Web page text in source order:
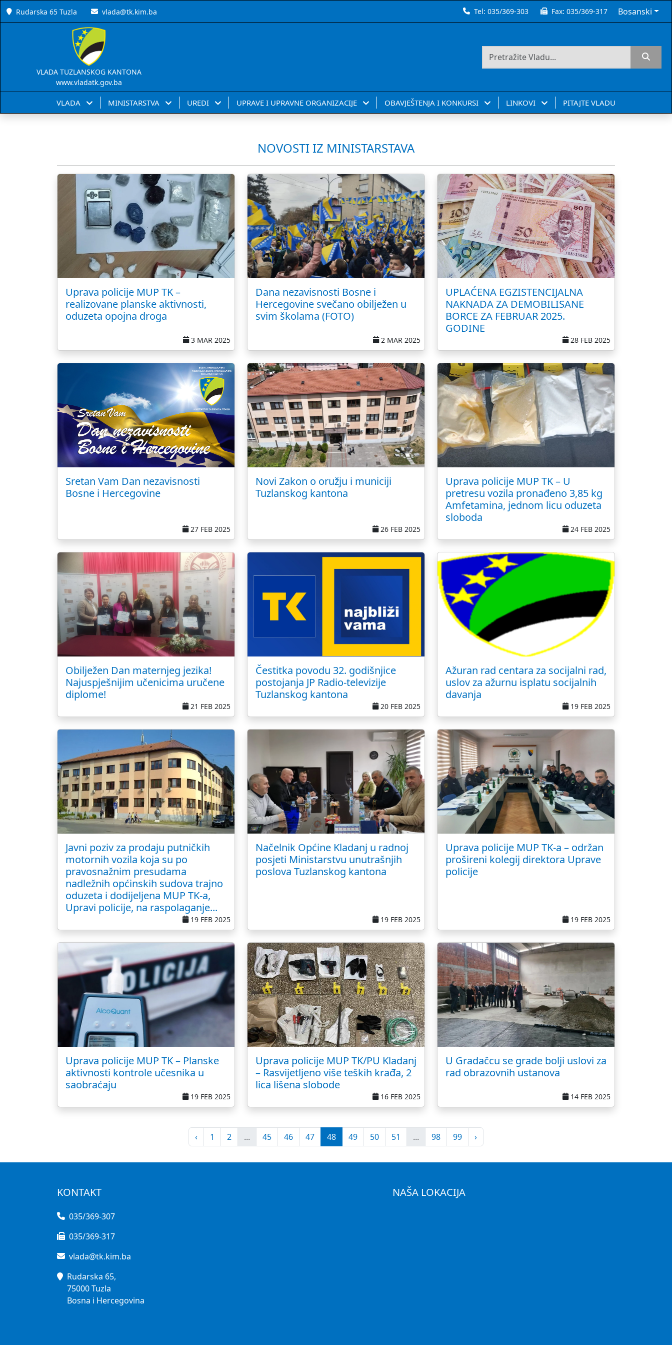
Rudarska 65 Tuzla vlada@tk.kim.ba Tel:035/369-303 Fax:035/369-317 Bosanski
VLADA TUZLANSKOG KANTONA
www.vladatk.gov.ba
VLADA MINISTARSTVA UREDI UPRAVE I UPRAVNE ORGANIZACIJE OBAVJEŠTENJA I KONKURSI LINKOVI PITAJTE VLADU
NOVOSTI IZ MINISTARSTAVA
Uprava policije MUP TK –
realizovane planske aktivnosti,
oduzeta opojna droga
3 MAR 2025
Dana nezavisnosti Bosne i
Hercegovine svečano obilježen u
svim školama (FOTO)
2 MAR 2025
UPLAĆENA EGZISTENCIJALNA
NAKNADA ZA DEMOBILISANE
BORCE ZA FEBRUAR 2025.
GODINE
28 FEB 2025
Sretan Vam Dan nezavisnosti
Bosne i Hercegovine
27 FEB 2025
Novi Zakon o oružju i municiji
Tuzlanskog kantona
26 FEB 2025
Uprava policije MUP TK – U
pretresu vozila pronađeno 3,85 kg
Amfetamina, jednom licu oduzeta
sloboda
24 FEB 2025
Obilježen Dan maternjeg jezika!
Najuspješnijim učenicima uručene
diplome!
21 FEB 2025
Čestitka povodu 32. godišnjice
postojanja JP Radio-televizije
Tuzlanskog kantona
20 FEB 2025
Ažuran rad centara za socijalni rad,
uslov za ažurnu isplatu socijalnih
davanja
19 FEB 2025
Javni poziv za prodaju putničkih
motornih vozila koja su po
pravosnažnim presudama
nadležnih općinskih sudova trajno
oduzeta i dodijeljena MUP TK-a,
Upravi policije, na raspolaganje...
19 FEB 2025
Načelnik Općine Kladanj u radnoj
posjeti Ministarstvu unutrašnjih
poslova Tuzlanskog kantona
19 FEB 2025
Uprava policije MUP TK-a – održan
prošireni kolegij direktora Uprave
policije
19 FEB 2025
Uprava policije MUP TK – Planske
aktivnosti kontrole učesnika u
saobraćaju
19 FEB 2025
Uprava policije MUP TK/PU Kladanj
– Rasvijetljeno više teških krađa, 2
lica lišena slobode
16 FEB 2025
U Gradačcu se grade bolji uslovi za
rad obrazovnih ustanova
14 FEB 2025
‹ 1 2 ... 45 46 47 48 49 50 51 ... 98 99 ›
KONTAKT
035/369-307
035/369-317
vlada@tk.kim.ba
Rudarska 65,
75000 Tuzla
Bosna i Hercegovina
NAŠA LOKACIJA